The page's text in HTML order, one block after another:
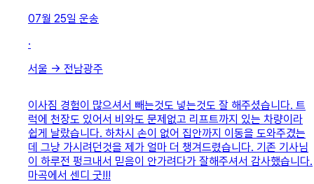
07월 25일 운송
·
서울 → 전남광주
이사짐 경험이 많으셔서 빼는것도 넣는것도 잘 해주셨습니다. 트
럭에 천장도 있어서 비와도 문제없고 리프트까지 있는 차량이라
쉽게 날랐습니다. 하차시 손이 없어 집안까지 이동을 도와주겼는
데 그냥 가시려던것을 제가 얼마 더 챙겨드렸습니다. 기존 기사님
이 하루전 펑크내서 믿음이 안가려다가 잘해주셔서 감사했습니다.
마곡에서 센디 굿!!!